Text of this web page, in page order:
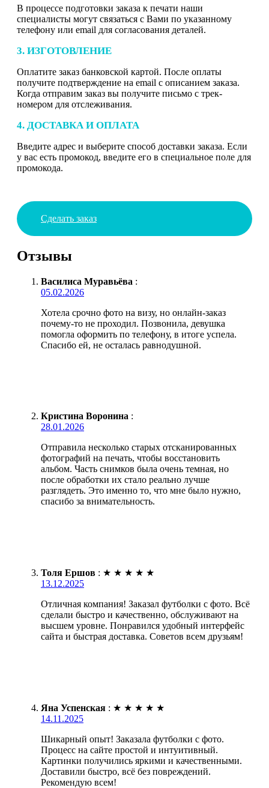
В процессе подготовки заказа к печати наши
специалисты могут связаться с Вами по указанному
телефону или email для согласования деталей.
3. ИЗГОТОВЛЕНИЕ
Оплатите заказ банковской картой. После оплаты
получите подтверждение на email с описанием заказа.
Когда отправим заказ вы получите письмо с трек-
номером для отслеживания.
4. ДОСТАВКА И ОПЛАТА
Введите адрес и выберите способ доставки заказа. Если
у вас есть промокод, введите его в специальное поле для
промокода.
Сделать заказ
Отзывы
Василиса Муравьёва :
05.02.2026
Хотела срочно фото на визу, но онлайн-заказ
почему-то не проходил. Позвонила, девушка
помогла оформить по телефону, в итоге успела.
Спасибо ей, не осталась равнодушной.
Кристина Воронина :
28.01.2026
Отправила несколько старых отсканированных
фотографий на печать, чтобы восстановить
альбом. Часть снимков была очень темная, но
после обработки их стало реально лучше
разглядеть. Это именно то, что мне было нужно,
спасибо за внимательность.
Толя Ершов : ★ ★ ★ ★ ★
13.12.2025
Отличная компания! Заказал футболки с фото. Всё
сделали быстро и качественно, обслуживают на
высшем уровне. Понравился удобный интерфейс
сайта и быстрая доставка. Советов всем друзьям!
Яна Успенская : ★ ★ ★ ★ ★
14.11.2025
Шикарный опыт! Заказала футболки с фото.
Процесс на сайте простой и интуитивный.
Картинки получились яркими и качественными.
Доставили быстро, всё без повреждений.
Рекомендую всем!